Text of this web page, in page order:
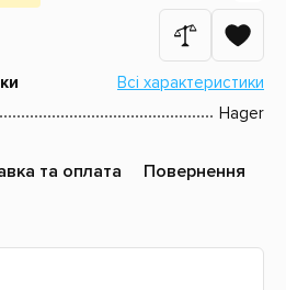
Всі характеристики
Hager
та оплата
Повернення